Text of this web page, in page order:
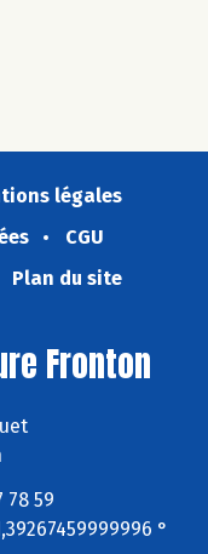
légales
CGU
Plan du site
Fronton
78 59
°